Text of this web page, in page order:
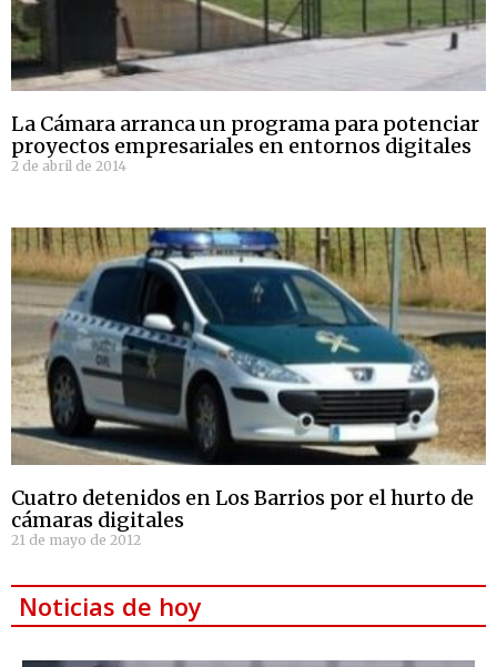
La Cámara arranca un programa para potenciar
proyectos empresariales en entornos digitales
2 de abril de 2014
Cuatro detenidos en Los Barrios por el hurto de
cámaras digitales
21 de mayo de 2012
Noticias de hoy